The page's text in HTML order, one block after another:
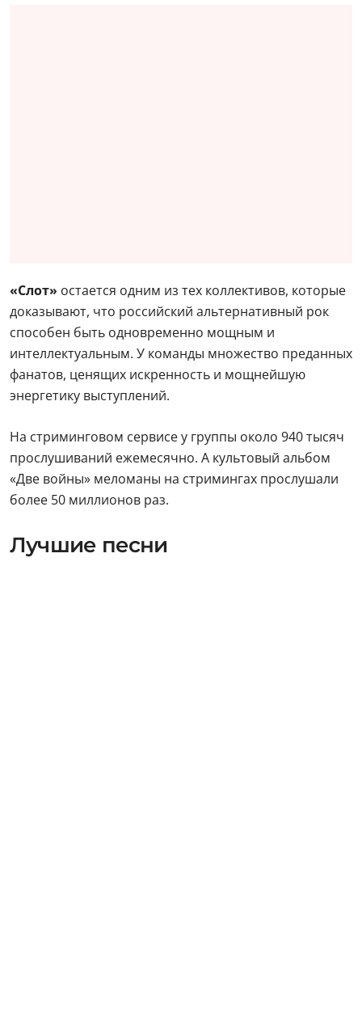
«Слот» остается одним из тех коллективов, которые
доказывают, что российский альтернативный рок
способен быть одновременно мощным и
интеллектуальным. У команды множество преданных
фанатов, ценящих искренность и мощнейшую
энергетику выступлений.
На стриминговом сервисе у группы около 940 тысяч
прослушиваний ежемесячно. А культовый альбом
«Две войны» меломаны на стримингах прослушали
более 50 миллионов раз.
Лучшие песни